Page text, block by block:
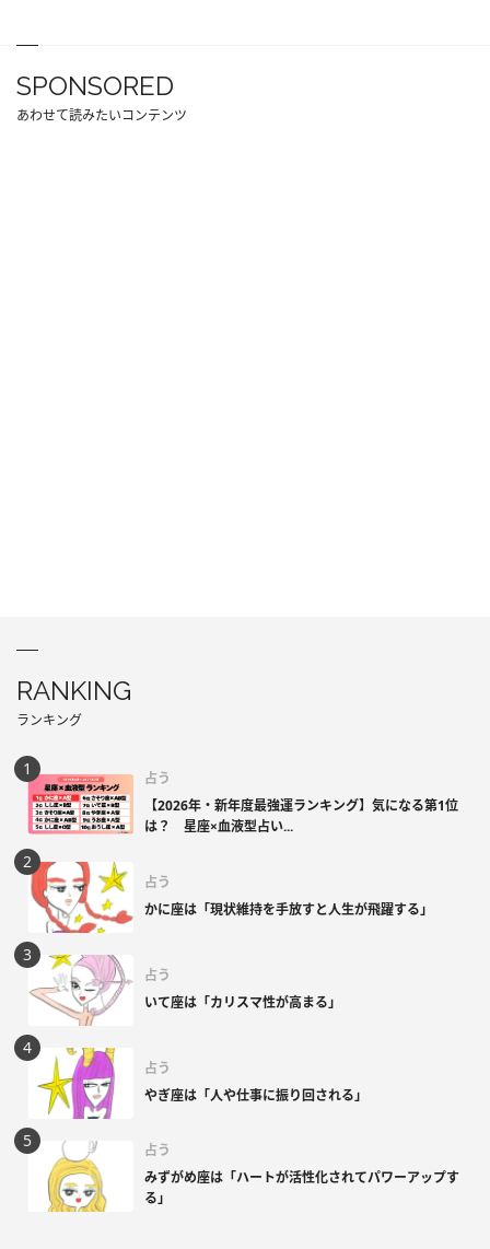
SPONSORED
あわせて読みたいコンテンツ
RANKING
ランキング
占う
【2026年・新年度最強運ランキング】気になる第1位
は？ 星座×血液型占い...
占う
かに座は「現状維持を手放すと人生が飛躍する」
占う
いて座は「カリスマ性が高まる」
占う
やぎ座は「人や仕事に振り回される」
占う
みずがめ座は「ハートが活性化されてパワーアップす
る」